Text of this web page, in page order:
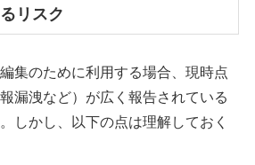
リスク
集のために利用する場合、現時点
漏洩など）が広く報告されている
しかし、以下の点は理解しておく